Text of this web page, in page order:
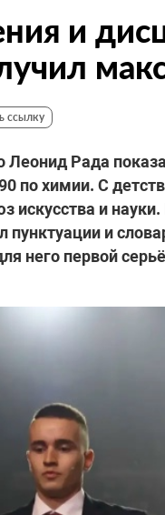
и
ссылку
Рада
по химии. С
искусства и
пунктуации и
него первой